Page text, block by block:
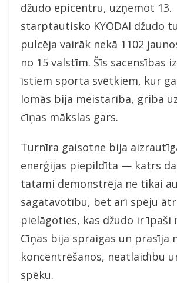
džudo epicentru, uzņemot 13.
starptautisko KYODAI džudo
pulcēja vairāk nekā 1102
no 15 valstīm. Šīs sacensības
īstiem sporta svētkiem, kur
lomās bija meistarība, griba
cīņas mākslas gars.
Turnīra gaisotne bija
enerģijas piepildīta — katrs
tatami demonstrēja ne tikai
sagatavotību, bet arī spēju
pielāgoties, kas džudo ir īpaši
Cīņas bija spraigas un prasīja
koncentrēšanos, neatlaidību
spēku.